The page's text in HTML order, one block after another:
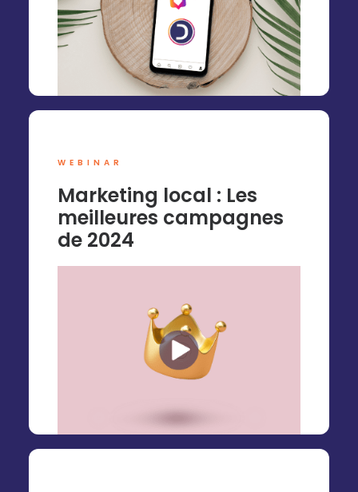
WEBINAR
Marketing local : Les
meilleures campagnes
de 2024